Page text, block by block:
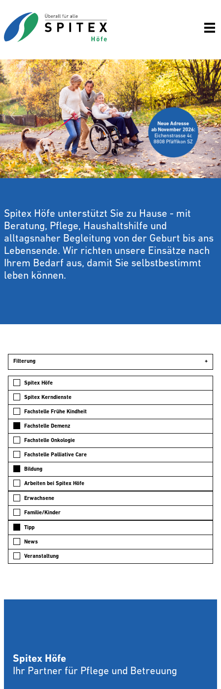
Zurück
Spitex Höfe unterstützt Sie zu Hause - mit
Beratung, Pflege, Haushaltshilfe und
alltagsnaher Begleitung von der Geburt bis ans
Lebensende. Wir richten unsere Einsätze nach
Ihrem Bedarf aus, damit Sie selbstbestimmt
leben können.
Filterung +
Spitex Höfe
Spitex Kerndienste
Fachstelle Frühe Kindheit
Fachstelle Demenz
Fachstelle Onkologie
Fachstelle Palliative Care
Bildung
Arbeiten bei Spitex Höfe
Erwachsene
Familie/Kinder
Tipp
News
Veranstaltung
Spitex Höfe
Ihr Partner für Pflege und Betreuung